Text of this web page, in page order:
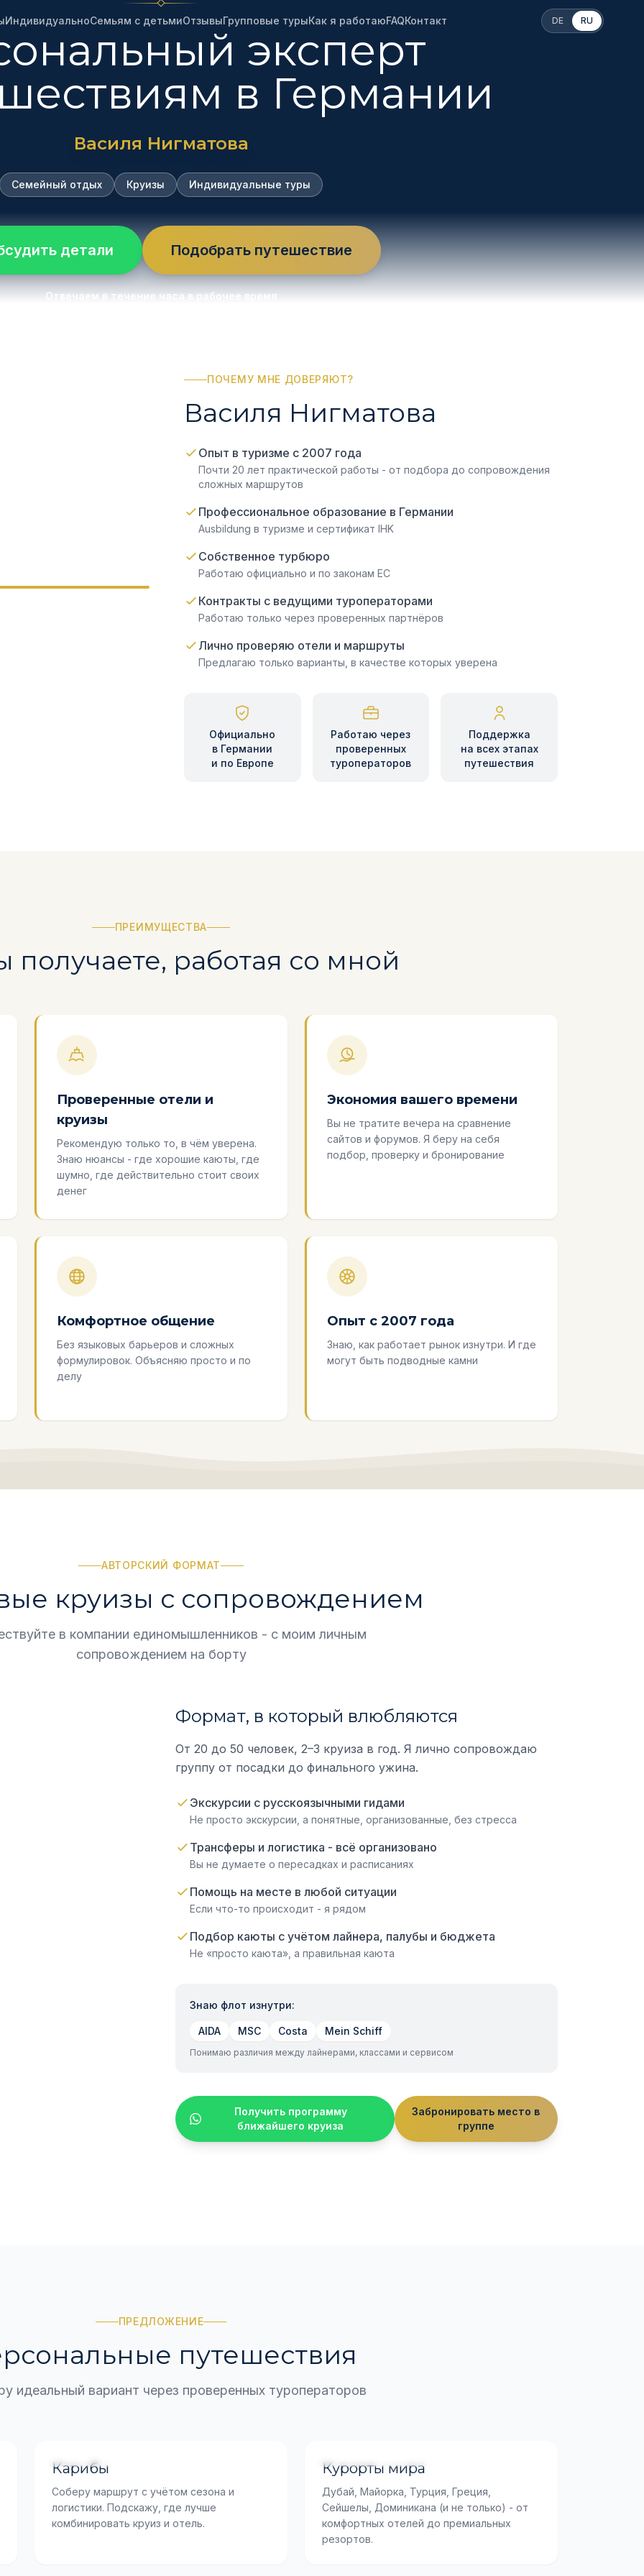
ИндивидуальноСемьям с детьмиОтзывыГрупповые турыКак я работаюFAQКонтакт DE RU
эксперт
в Германии
Василя Нигматова
Семейный отдых Круизы Индивидуальные туры
детали Подобрать путешествие
Отвечаем в течение часа в рабочее время
ПОЧЕМУ МНЕ ДОВЕРЯЮТ?
Василя Нигматова
Опыт в туризме с 2007 года
Почти 20 лет практической работы - от подбора до сопровождения
сложных маршрутов
Профессиональное образование в Германии
Ausbildung в туризме и сертификат IHK
Собственное турбюро
Работаю официально и по законам ЕС
Контракты с ведущими туроператорами
Работаю только через проверенных партнёров
Лично проверяю отели и маршруты
Предлагаю только варианты, в качестве которых уверена
Официально
в Германии
и по Европе
Работаю через
проверенных
туроператоров
Поддержка
на всех этапах
путешествия
ПРЕИМУЩЕСТВА
получаете, работая со мной
Проверенные отели и
круизы
Рекомендую только то, в чём уверена.
Знаю нюансы - где хорошие каюты, где
шумно, где действительно стоит своих
денег
Экономия вашего времени
Вы не тратите вечера на сравнение
сайтов и форумов. Я беру на себя
подбор, проверку и бронирование
Комфортное общение
Без языковых барьеров и сложных
формулировок. Объясняю просто и по
делу
Опыт с 2007 года
Знаю, как работает рынок изнутри. И где
могут быть подводные камни
АВТОРСКИЙ ФОРМАТ
круизы с сопровождением
в компании единомышленников - с моим личным
сопровождением на борту
Формат, в который влюбляются
От 20 до 50 человек, 2–3 круиза в год. Я лично сопровождаю
группу от посадки до финального ужина.
Экскурсии с русскоязычными гидами
Не просто экскурсии, а понятные, организованные, без стресса
Трансферы и логистика - всё организовано
Вы не думаете о пересадках и расписаниях
Помощь на месте в любой ситуации
Если что-то происходит - я рядом
Подбор каюты с учётом лайнера, палубы и бюджета
Не «просто каюта», а правильная каюта
Знаю флот изнутри:
AIDA MSC Costa Mein Schiff
Понимаю различия между лайнерами, классами и сервисом
Получить программу
ближайшего круиза
Забронировать место в
группе
ПРЕДЛОЖЕНИЕ
путешествия
идеальный вариант через проверенных туроператоров
Карибы
Соберу маршрут с учётом сезона и
логистики. Подскажу, где лучше
комбинировать круиз и отель.
Курорты мира
Дубай, Майорка, Турция, Греция,
Сейшелы, Доминикана (и не только) - от
комфортных отелей до премиальных
резортов.